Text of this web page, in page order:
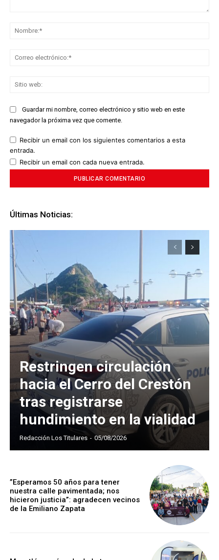
Guardar mi nombre, correo electrónico y sitio web en este
navegador la próxima vez que comente.
Recibir un email con los siguientes comentarios a esta
entrada.
Recibir un email con cada nueva entrada.
Últimas Noticias:
Restringen circulación
hacia el Cerro del Crestón
tras registrarse
hundimiento en la vialidad
Redacción Los Titulares - 05/08/2026
”Esperamos 50 años para tener
nuestra calle pavimentada; nos
hicieron justicia”: agradecen vecinos
de la Emiliano Zapata